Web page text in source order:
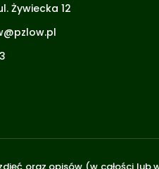
Żywiecka 12